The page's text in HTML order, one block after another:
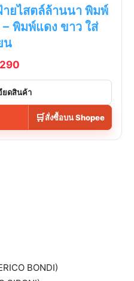
ยไสตล์ล้านนา พิมพ์
พิมพ์แดง ขาว ใส่
น
ยดสินค้า
🛒สั่งซื้อบน Shopee
BONDI)